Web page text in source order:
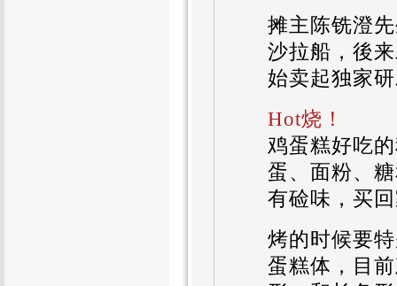
摊主陈铣澄
沙拉船，後
始卖起独家
Hot烧！
鸡蛋糕好吃
蛋、面粉、
有硷味，买
烤的时候要
蛋糕体，目